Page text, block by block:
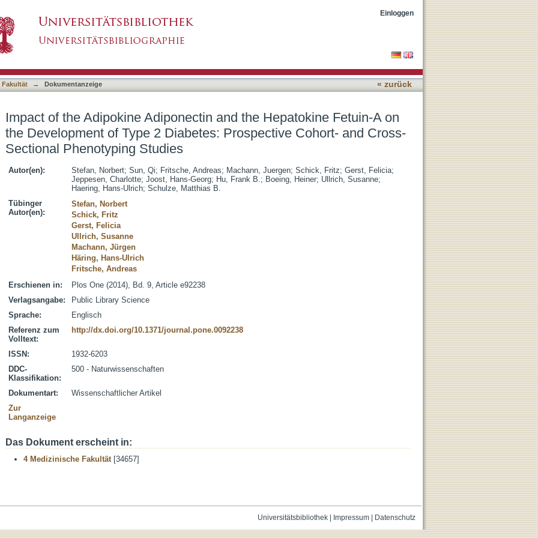
and the Hepatokine Fetuin-A on the Development of Type 2
and Cross-Sectional Phenotyping Studies
Einloggen
Fakultät → Dokumentanzeige « zurück
Impact of the Adipokine Adiponectin and the Hepatokine Fetuin-A on
the Development of Type 2 Diabetes: Prospective Cohort- and Cross-
Sectional Phenotyping Studies
Autor(en): Stefan, Norbert; Sun, Qi; Fritsche, Andreas; Machann, Juergen; Schick, Fritz; Gerst, Felicia;
Jeppesen, Charlotte; Joost, Hans-Georg; Hu, Frank B.; Boeing, Heiner; Ullrich, Susanne;
Haering, Hans-Ulrich; Schulze, Matthias B.
Tübinger
Autor(en):
Stefan, Norbert
Schick, Fritz
Gerst, Felicia
Ullrich, Susanne
Machann, Jürgen
Häring, Hans-Ulrich
Fritsche, Andreas
Erschienen in:
Plos One (2014), Bd. 9, Article e92238
Verlagsangabe:
Public Library Science
Sprache:
Englisch
Referenz zum
Volltext:
http://dx.doi.org/10.1371/journal.pone.0092238
ISSN:
1932-6203
DDC-
Klassifikation:
500 - Naturwissenschaften
Dokumentart:
Wissenschaftlicher Artikel
Zur
Langanzeige
Das Dokument erscheint in:
4 Medizinische Fakultät[34657]
Universitätsbibliothek| Impressum| Datenschutz